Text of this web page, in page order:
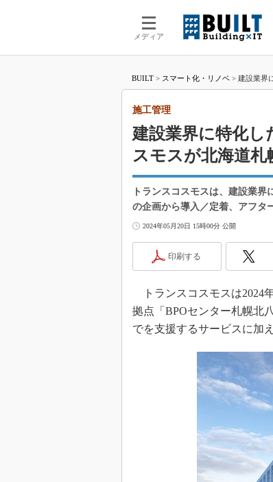
メディア
BUILT > スマート化・リノベ > 建設業界
建設業界に特化
スモスが北海道札
施工管理
トランスコスモスは、建設業
の企画から導入／定着、アフタ
2024年05月20日 15時00分 公開
印刷する
トランスコスモスは2024
拠点「BPOセンター札幌北
でを支援するサービスに加